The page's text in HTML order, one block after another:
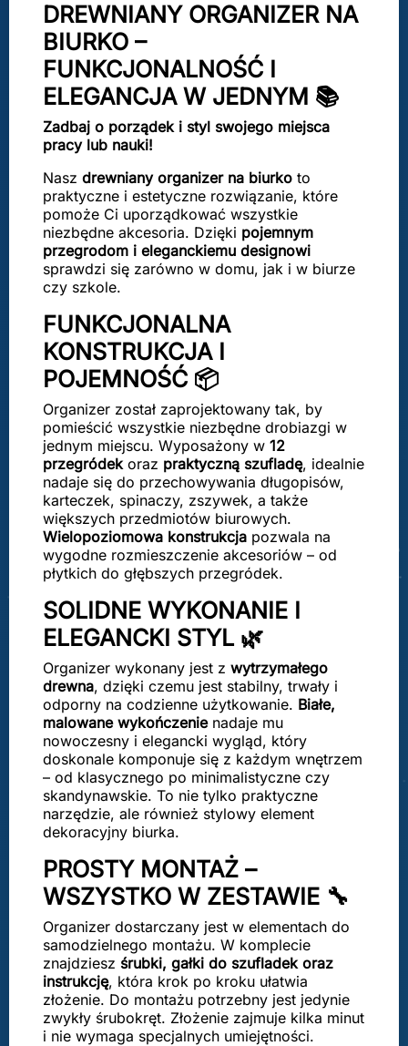
DREWNIANY ORGANIZER NA
BIURKO –
FUNKCJONALNOŚĆ I
ELEGANCJA W JEDNYM ️📚
Zadbaj o porządek i styl swojego miejsca
pracy lub nauki!
Nasz drewniany organizer na biurko to
praktyczne i estetyczne rozwiązanie, które
pomoże Ci uporządkować wszystkie
niezbędne akcesoria. Dzięki pojemnym
przegrodom i eleganckiemu designowi
sprawdzi się zarówno w domu, jak i w biurze
czy szkole.
FUNKCJONALNA
KONSTRUKCJA I
POJEMNOŚĆ 📦
Organizer został zaprojektowany tak, by
pomieścić wszystkie niezbędne drobiazgi w
jednym miejscu. Wyposażony w 12
przegródekoraz praktyczną szufladę, idealnie
nadaje się do przechowywania długopisów,
karteczek, spinaczy, zszywek, a także
większych przedmiotów biurowych.
Wielopoziomowa konstrukcja pozwala na
wygodne rozmieszczenie akcesoriów – od
płytkich do głębszych przegródek.
SOLIDNE WYKONANIE I
ELEGANCKI STYL 🌿
Organizer wykonany jest z wytrzymałego
drewna, dzięki czemu jest stabilny, trwały i
odporny na codzienne użytkowanie. Białe,
malowane wykończenienadaje mu
nowoczesny i elegancki wygląd, który
doskonale komponuje się z każdym wnętrzem
– od klasycznego po minimalistyczne czy
skandynawskie. To nie tylko praktyczne
narzędzie, ale również stylowy element
dekoracyjny biurka.
PROSTY MONTAŻ –
WSZYSTKO W ZESTAWIE 🔧
Organizer dostarczany jest w elementach do
samodzielnego montażu. W komplecie
znajdziesz śrubki, gałki do szufladek oraz
instrukcję, która krok po kroku ułatwia
złożenie. Do montażu potrzebny jest jedynie
zwykły śrubokręt. Złożenie zajmuje kilka minut
i nie wymaga specjalnych umiejętności.